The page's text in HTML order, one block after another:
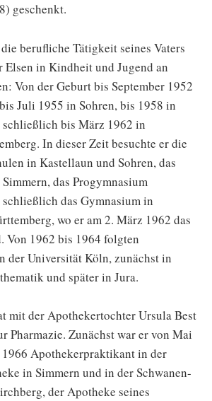
geschenkt.
berufliche Tätigkeit seines Vaters
Elsen in Kindheit und Jugend an
Von der Geburt bis September 1952
Juli 1955 in Sohren, bis 1958 in
schließlich bis März 1962 in
In dieser Zeit besuchte er die
in Kastellaun und Sohren, das
das Progymnasium
schließlich das Gymnasium in
wo er am 2. März 1962 das
Von 1962 bis 1964 folgten
der Universität Köln, zunächst in
und später in Jura.
mit der Apothekertochter Ursula Best
Pharmazie. Zunächst war er von Mai
Apothekerpraktikant in der
in Simmern und in der Schwanen-
der Apotheke seines